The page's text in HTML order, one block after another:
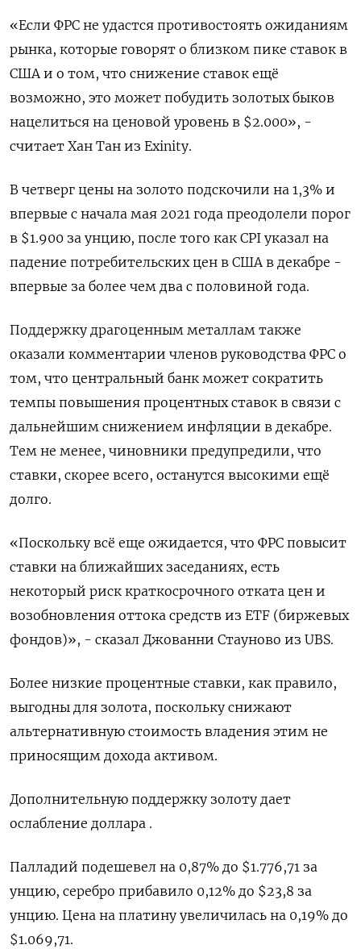
«Если ФРС не удастся противостоять ожиданиям
рынка, которые говорят о близком пике ставок в
США и о том, что снижение ставок ещё
возможно, это может побудить золотых быков
нацелиться на ценовой уровень в $2.000», -
считает Хан Тан из Exinity.
В четверг цены на золото подскочили на 1,3% и
впервые с начала мая 2021 года преодолели порог
в $1.900 за унцию, после того как CPI указал на
падение потребительских цен в США в декабре -
впервые за более чем два с половиной года.
Поддержку драгоценным металлам также
оказали комментарии членов руководства ФРС о
том, что центральный банк может сократить
темпы повышения процентных ставок в связи с
дальнейшим снижением инфляции в декабре.
Тем не менее, чиновники предупредили, что
ставки, скорее всего, останутся высокими ещё
долго.
«Поскольку всё еще ожидается, что ФРС повысит
ставки на ближайших заседаниях, есть
некоторый риск краткосрочного отката цен и
возобновления оттока средств из ETF (биржевых
фондов)», - сказал Джованни Стауново из UBS.
Более низкие процентные ставки, как правило,
выгодны для золота, поскольку снижают
альтернативную стоимость владения этим не
приносящим дохода активом.
Дополнительную поддержку золоту дает
ослабление доллара .
Палладий подешевел на 0,87% до $1.776,71​​ за
унцию, серебро прибавило 0,12% до $23,8​ за
унцию. Цена на платину увеличилась на 0,19% до
$1.069,71.